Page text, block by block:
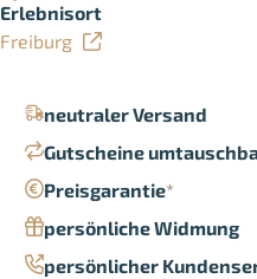
neutraler Versand
Gutscheine
Preisgarantie*
persönliche Widmung
persönlicher
Erlebnisort
Freiburg